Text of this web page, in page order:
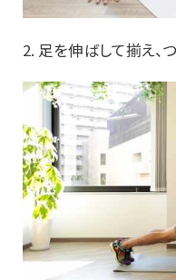
2. 足を伸ばして揃え、